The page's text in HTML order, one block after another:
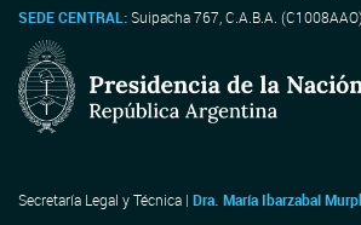
SEDE CENTRAL:Suipacha 767, C.A.B.A. (C1008AAO)
Secretaría Legal y Técnica | Dra. María Ibarzabal